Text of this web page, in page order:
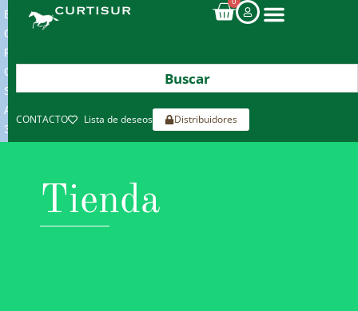
ENVIOS
GRATIS
POR
COMPRAS
SUPERIORES
A
300€*
CONTACTO Lista de deseos Distribuidores
Tienda